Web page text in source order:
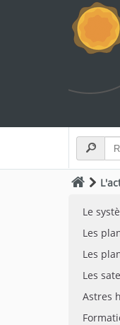
Le
Les
Les
Les
Astres